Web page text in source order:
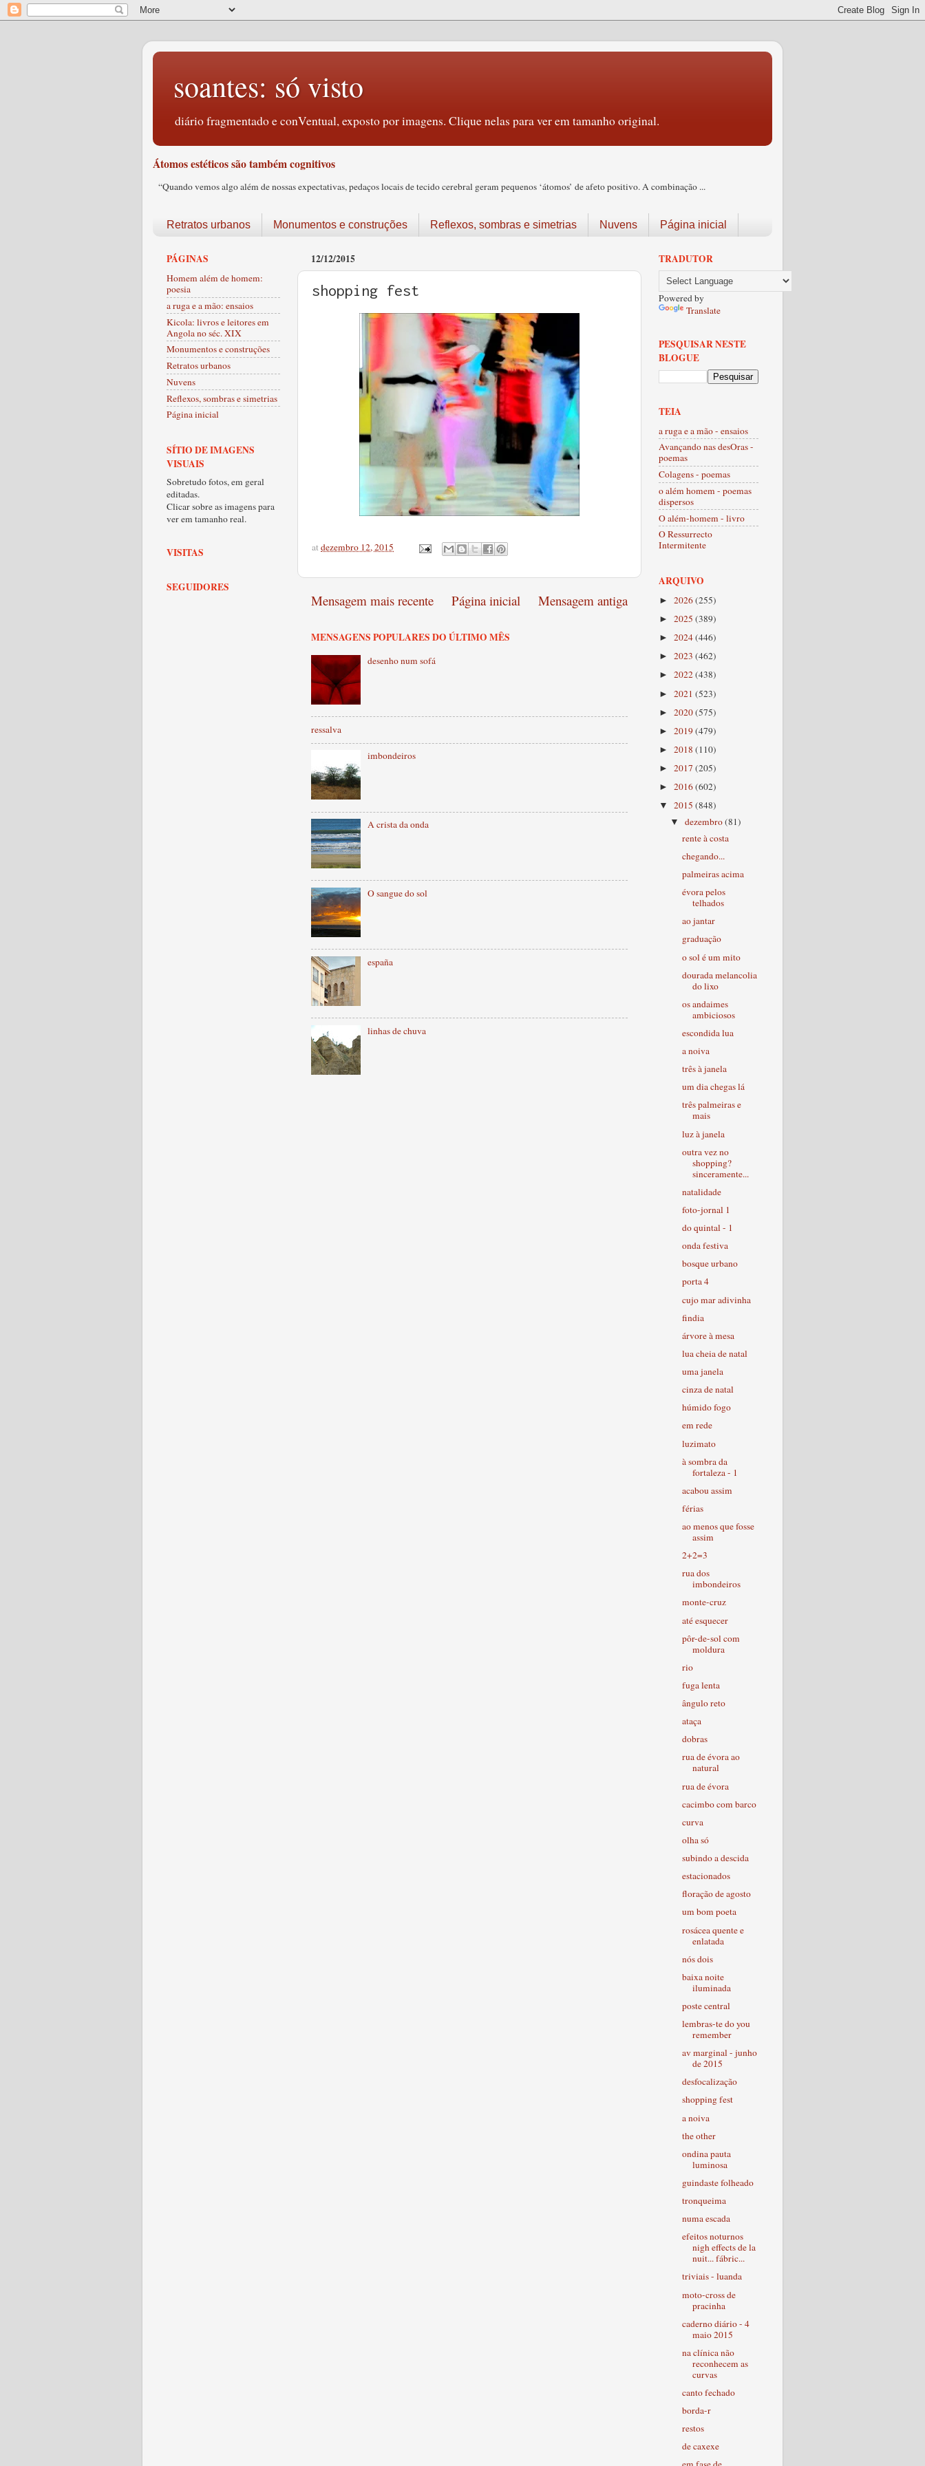
soantes: só visto
diário fragmentado e conVentual, exposto por imagens. Clique nelas para ver em tamanho original.
Átomos estéticos são também cognitivos
“Quando vemos algo além de nossas expectativas, pedaços locais de tecido cerebral geram pequenos ‘átomos’ de afeto positivo. A combinação ...
Retratos urbanos Monumentos e construções Reflexos, sombras e simetrias Nuvens Página inicial
12/12/2015
shopping fest
atdezembro 12, 2015
Mensagem mais recente Mensagem antiga
Página inicial
MENSAGENS POPULARES DO ÚLTIMO MÊS
desenho num sofá
ressalva
imbondeiros
A crista da onda
O sangue do sol
españa
linhas de chuva
PÁGINAS
Homem além de homem:
poesia
a ruga e a mão: ensaios
Kicola: livros e leitores em
Angola no séc. XIX
Monumentos e construções
Retratos urbanos
Nuvens
Reflexos, sombras e simetrias
Página inicial
SÍTIO DE IMAGENS
VISUAIS
Sobretudo fotos, em geral
editadas.
Clicar sobre as imagens para
ver em tamanho real.
VISITAS
SEGUIDORES
TRADUTOR
Powered by
Translate
PESQUISAR NESTE
BLOGUE
TEIA
a ruga e a mão - ensaios
Avançando nas desOras -
poemas
Colagens - poemas
o além homem - poemas
dispersos
O além-homem - livro
O Ressurrecto
Intermitente
ARQUIVO
► 2026(255)
► 2025 (389)
► 2024(446)
► 2023 (462)
► 2022(438)
► 2021 (523)
► 2020(575)
► 2019(479)
► 2018 (110)
► 2017 (205)
► 2016(602)
▼ 2015 (848)
▼dezembro(81)
rente à costa
chegando...
palmeiras acima
évora pelos
telhados
ao jantar
graduação
o sol é um mito
dourada melancolia
do lixo
os andaimes
ambiciosos
escondida lua
a noiva
três à janela
um dia chegas lá
três palmeiras e
mais
luz à janela
outra vez no
shopping?
sinceramente...
natalidade
foto-jornal 1
do quintal - 1
onda festiva
bosque urbano
porta 4
cujo mar adivinha
findia
árvore à mesa
lua cheia de natal
uma janela
cinza de natal
húmido fogo
em rede
luzimato
à sombra da
fortaleza - 1
acabou assim
férias
ao menos que fosse
assim
2+2=3
rua dos
imbondeiros
monte-cruz
até esquecer
pôr-de-sol com
moldura
rio
fuga lenta
ângulo reto
ataça
dobras
rua de évora ao
natural
rua de évora
cacimbo com barco
curva
olha só
subindo a descida
estacionados
floração de agosto
um bom poeta
rosácea quente e
enlatada
nós dois
baixa noite
iluminada
poste central
lembras-te do you
remember
av marginal - junho
de 2015
desfocalização
shopping fest
a noiva
the other
ondina pauta
luminosa
guindaste folheado
tronqueima
numa escada
efeitos noturnos
nigh effects de la
nuit... fábric...
triviais - luanda
moto-cross de
pracinha
caderno diário - 4
maio 2015
na clínica não
reconhecem as
curvas
canto fechado
borda-r
restos
de caxexe